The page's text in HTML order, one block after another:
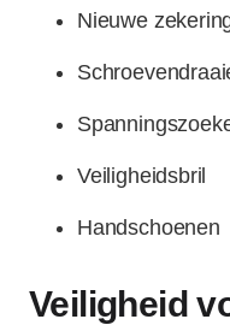
Nieuwe
Veiligheidsbril
Handschoenen
Veiligheid